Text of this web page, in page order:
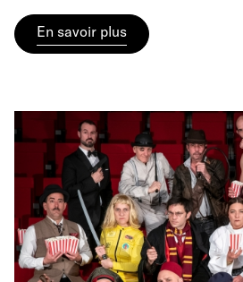
En savoir plus